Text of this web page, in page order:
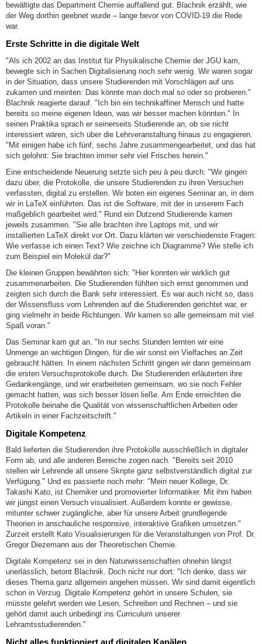
bewältigte das Department Chemie auffallend gut. Blachnik erzählt, wie
der Weg dorthin geebnet wurde – lange bevor von COVID-19 die Rede
war.
Erste Schritte in die digitale Welt
"Als ich 2002 an das Institut für Physikalische Chemie der JGU kam,
bewegte sich in Sachen Digitalisierung noch sehr wenig. Wir waren sogar
in der Situation, dass unsere Studierenden mit Vorschlägen auf uns
zukamen und meinten: Das könnte man doch mal so oder so probieren."
Blachnik reagierte darauf. "Ich bin ein technikaffiner Mensch und hatte
bereits so meine eigenen Ideen, was wir besser machen könnten." In
seinen Praktika sprach er seinerseits Studierende an, ob sie nicht
interessiert wären, sich über die Lehrveranstaltung hinaus zu engagieren.
"Mit einigen habe ich fünf, sechs Jahre zusammengearbeitet, und das hat
sich gelohnt: Sie brachten immer sehr viel Frisches herein."
Eine entscheidende Neuerung setzte sich peu à peu durch: "Wir gingen
dazu über, die Protokolle, die unsere Studierenden zu ihren Versuchen
verfassten, digital zu erstellen. Wir boten ein eigenes Seminar an, in dem
wir in LaTeX einführten. Das ist die Software, mit der in unserem Fach
maßgeblich gearbeitet wird." Rund ein Dutzend Studierende kamen
jeweils zusammen. "Sie alle brachten ihre Laptops mit, und wir
installierten LaTeX direkt vor Ort. Dazu klärten wir verschiedenste Fragen:
Wie verfasse ich einen Text? Wie zeichne ich Diagramme? Wie stelle ich
zum Beispiel ein Molekül dar?"
Die kleinen Gruppen bewährten sich: "Hier konnten wir wirklich gut
zusammenarbeiten. Die Studierenden fühlten sich ernst genommen und
zeigten sich durch die Bank sehr interessiert. Es war auch nicht so, dass
der Wissensfluss vom Lehrenden auf die Studierenden gerichtet war, er
ging vielmehr in beide Richtungen. Wir kamen so alle gemeinsam mit viel
Spaß voran."
Das Seminar kam gut an. "In nur sechs Stunden lernten wir eine
Unmenge an wichtigen Dingen, für die wir sonst ein Vielfaches an Zeit
gebraucht hätten. In einem nächsten Schritt gingen wir dann gemeinsam
die ersten Versuchsprotokolle durch. Die Studierenden erläuterten ihre
Gedankengänge, und wir erarbeiteten gemeinsam, wo sie noch Fehler
gemacht hatten, was sich besser lösen ließe. Am Ende erreichten die
Protokolle beinahe die Qualität von wissenschaftlichen Arbeiten oder
Artikeln in einer Fachzeitschrift."
Digitale Kompetenz
Bald lieferten die Studierenden ihre Protokolle ausschließlich in digitaler
Form ab, und alle anderen Bereiche zogen nach. "Bereits seit 2010
stellen wir Lehrende all unsere Skripte ganz selbstverständlich digital zur
Verfügung." Und es passierte noch mehr: "Mein neuer Kollege, Dr.
Takashi Kato, ist Chemiker und promovierter Informatiker. Mit ihm haben
wir jüngst einen Versuch visualisiert. Außerdem konnte er gewisse,
mitunter schwer zugängliche, aber für unsere Arbeit grundlegende
Theorien in anschauliche responsive, interaktive Grafiken umsetzen."
Zurzeit erstellt Kato Visualisierungen für die Veranstaltungen von Prof. Dr.
Gregor Diezemann aus der Theoretischen Chemie.
Digitale Kompetenz sei in den Naturwissenschaften ohnehin längst
unerlässlich, betont Blachnik. Doch nicht nur dort: "Ich denke, dass wir
dieses Thema ganz allgemein angehen müssen. Wir sind damit eigentlich
schon in Verzug. Digitale Kompetenz gehört in unsere Schulen, sie
müsste gelehrt werden wie Lesen, Schreiben und Rechnen – und sie
gehört damit auch unbedingt ins Curriculum unserer
Lehramtsstudierenden."
Nicht alles funktioniert auf digitalen Kanälen